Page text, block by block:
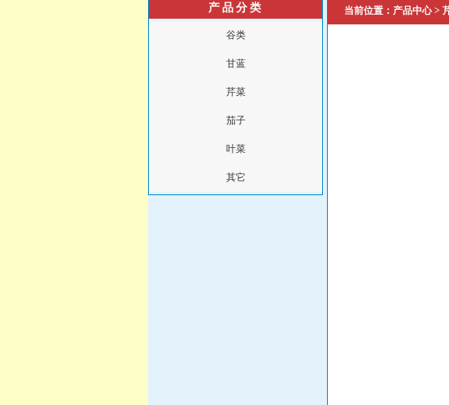
产品分类
谷类
甘蓝
芹菜
茄子
叶菜
其它
当前位置： 产品中心>